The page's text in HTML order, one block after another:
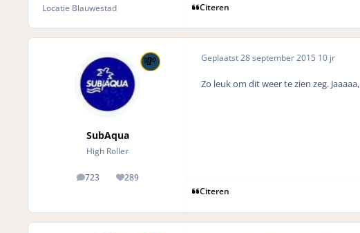
Locatie Blauwestad Citeren
SubAqua
High Roller
723
posts 289
Reputation
Geplaatst28 september 2015 10 jr
Zo leuk om dit weer te zien zeg.
Citeren